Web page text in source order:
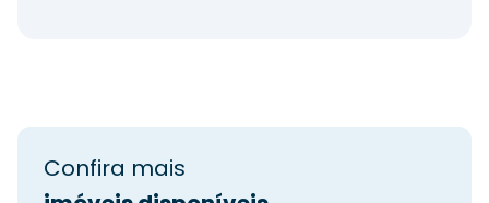
Confira mais